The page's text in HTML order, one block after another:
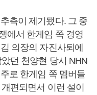
측이 제기됐다. 그 중
에서 한게임 쪽 경영
의장의 자진사퇴에
던 천양현 당시 NHN
로 한게임 쪽 멤버들
편되면서 이런 설이